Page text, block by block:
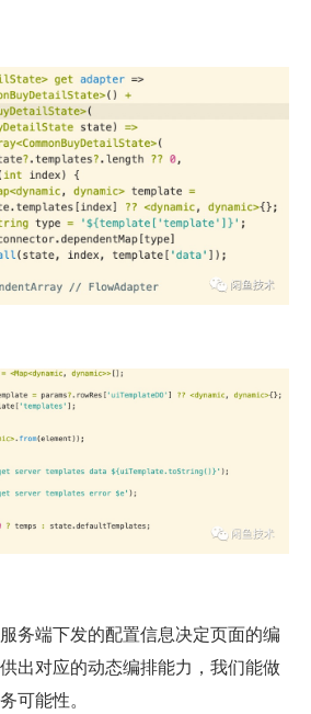
务端下发的配置信息决定页面的编
出对应的动态编排能力，我们能做
可能性。